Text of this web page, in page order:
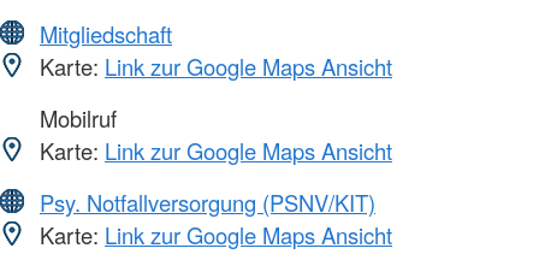
Mitgliedschaft
Karte: Link zur Google Maps Ansicht
Mobilruf
Karte: Link zur Google Maps Ansicht
Psy. Notfallversorgung (PSNV/KIT)
Karte: Link zur Google Maps Ansicht